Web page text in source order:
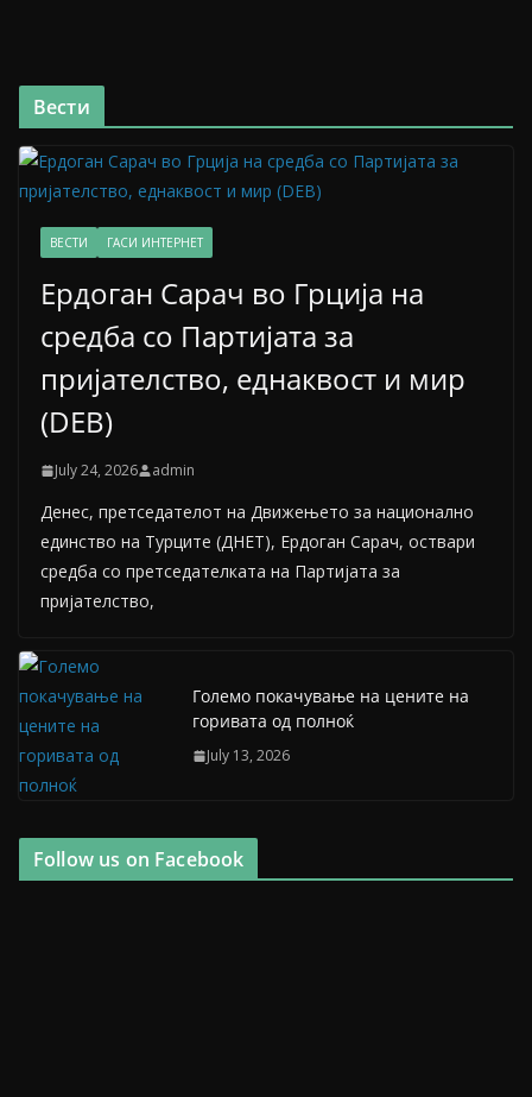
Вести
ВЕСТИ ГАСИ ИНТЕРНЕТ
Ердоган Сарач во Грција на
средба со Партијата за
пријателство, еднаквост и мир
(DEB)
July 24, 2026 admin
Денес, претседателот на Движењето за национално
единство на Турците (ДНЕТ), Ердоган Сарач, оствари
средба со претседателката на Партијата за
пријателство,
Големо покачување на цените на
горивата од полноќ
July 13, 2026
Follow us on Facebook